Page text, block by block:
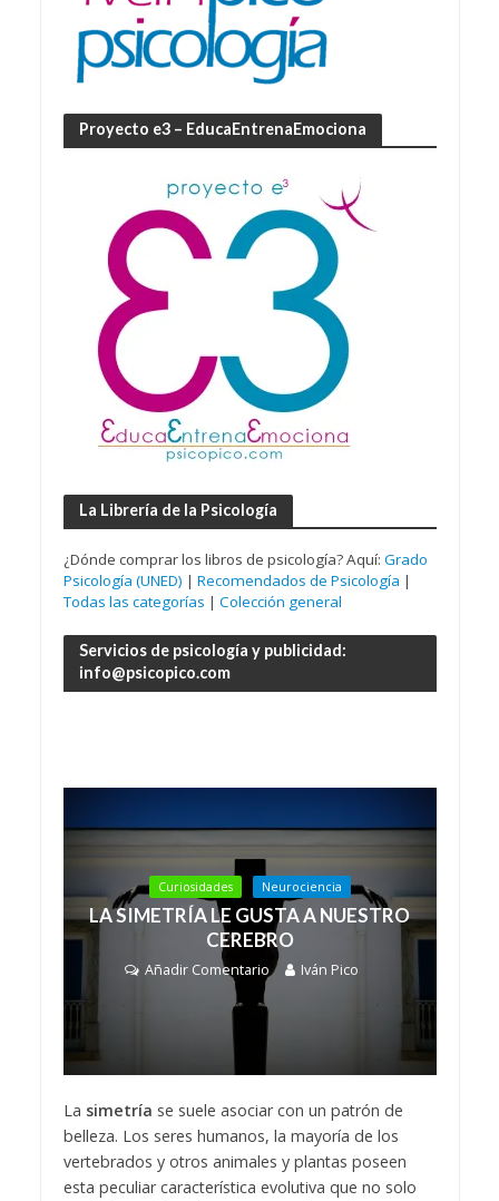
Proyecto e3 – EducaEntrenaEmociona
La Librería de la Psicología
¿Dónde comprar los libros de psicología? Aquí: Grado
Psicología (UNED) | Recomendados de Psicología |
Todas las categorías | Colección general
Servicios de psicología y publicidad:
info@psicopico.com
Curiosidades Neurociencia
LA SIMETRÍA LE GUSTA A NUESTRO
CEREBRO
Añadir Comentario Iván Pico
La simetría se suele asociar con un patrón de
belleza. Los seres humanos, la mayoría de los
vertebrados y otros animales y plantas poseen
esta peculiar característica evolutiva que no solo